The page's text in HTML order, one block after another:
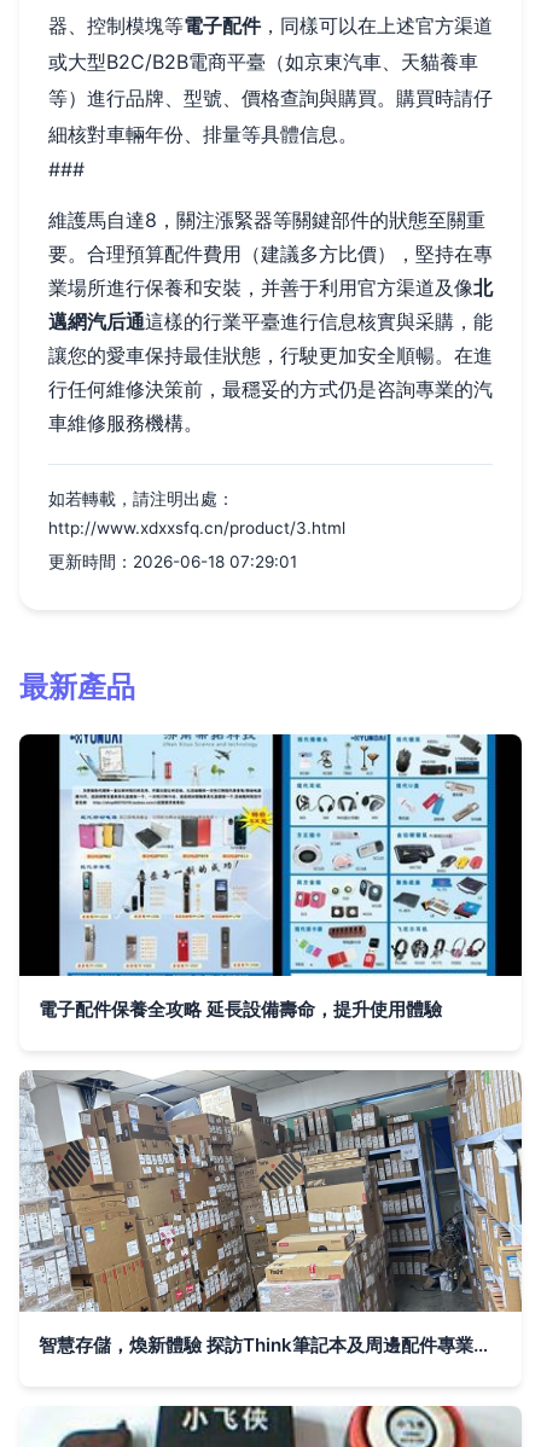
器、控制模塊等電子配件，同樣可以在上述官方渠道
或大型B2C/B2B電商平臺（如京東汽車、天貓養車
等）進行品牌、型號、價格查詢與購買。購買時請仔
細核對車輛年份、排量等具體信息。
###
維護馬自達8，關注漲緊器等關鍵部件的狀態至關重
要。合理預算配件費用（建議多方比價），堅持在專
業場所進行保養和安裝，并善于利用官方渠道及像北
邁網汽后通這樣的行業平臺進行信息核實與采購，能
讓您的愛車保持最佳狀態，行駛更加安全順暢。在進
行任何維修決策前，最穩妥的方式仍是咨詢專業的汽
車維修服務機構。
如若轉載，請注明出處：
http://www.xdxxsfq.cn/product/3.html
更新時間：2026-06-18 07:29:01
最新產品
電子配件保養全攻略 延長設備壽命，提升使用體驗
智慧存儲，煥新體驗 探訪Think筆記本及周邊配件專業倉庫